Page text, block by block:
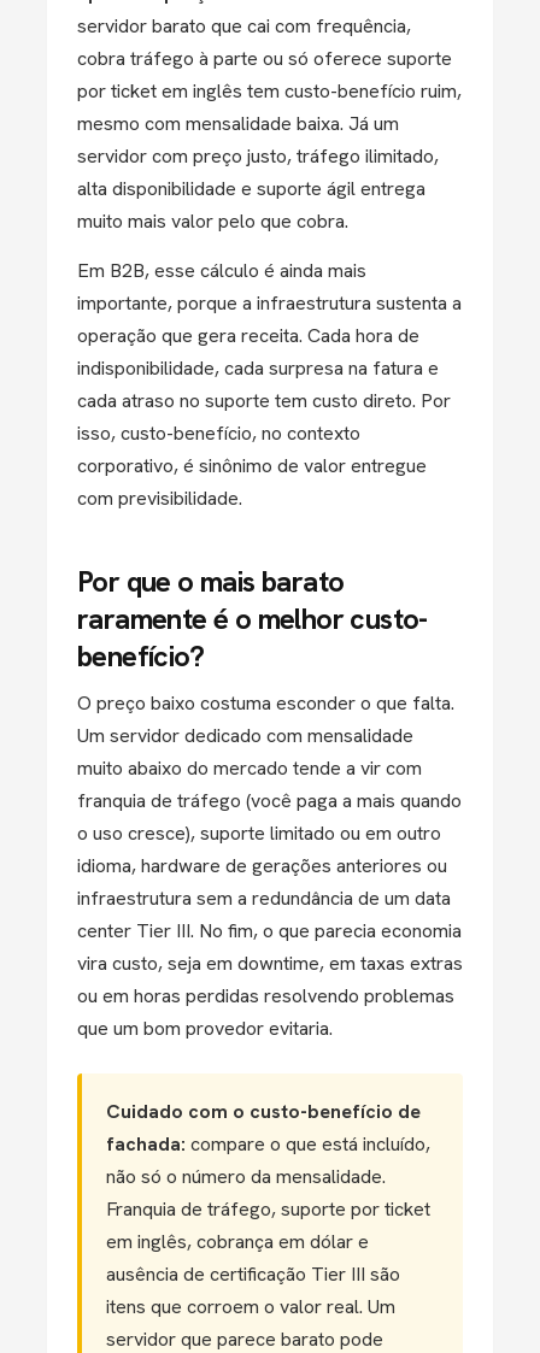
servidor barato que cai com frequência,
cobra tráfego à parte ou só oferece suporte
por ticket em inglês tem custo-benefício ruim,
mesmo com mensalidade baixa. Já um
servidor com preço justo, tráfego ilimitado,
alta disponibilidade e suporte ágil entrega
muito mais valor pelo que cobra.
Em B2B, esse cálculo é ainda mais
importante, porque a infraestrutura sustenta a
operação que gera receita. Cada hora de
indisponibilidade, cada surpresa na fatura e
cada atraso no suporte tem custo direto. Por
isso, custo-benefício, no contexto
corporativo, é sinônimo de valor entregue
com previsibilidade.
Por que o mais barato
raramente é o melhor custo-
benefício?
O preço baixo costuma esconder o que falta.
Um servidor dedicado com mensalidade
muito abaixo do mercado tende a vir com
franquia de tráfego (você paga a mais quando
o uso cresce), suporte limitado ou em outro
idioma, hardware de gerações anteriores ou
infraestrutura sem a redundância de um data
center Tier III. No fim, o que parecia economia
vira custo, seja em downtime, em taxas extras
ou em horas perdidas resolvendo problemas
que um bom provedor evitaria.
Cuidado com o custo-benefício de
fachada: compare o que está incluído,
não só o número da mensalidade.
Franquia de tráfego, suporte por ticket
em inglês, cobrança em dólar e
ausência de certificação Tier III são
itens que corroem o valor real. Um
servidor que parece barato pode